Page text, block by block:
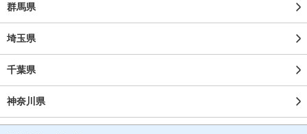
群馬県
埼玉県
千葉県
神奈川県